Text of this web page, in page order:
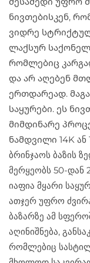
ნივთებისკენ,
ვიდრე
ლაქსურ
რომლებიც
და არ აღებენ
ერთდარეად.
საყურები. ეს
მიმდინარე
ნამდვილი 14K ან
ბრინჯაოს ბაზის
მერყეობს 50-დან
იაფია მყარი
ათჯერ უფრო
ბაზარზე ამ
აღინიშნება,
რომლებიც